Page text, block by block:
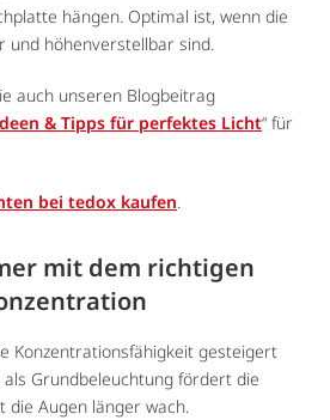
hängen. Optimal ist, wenn die
und höhenverstellbar sind.
auch unseren Blogbeitrag
& Tipps für perfektes Licht“ für
bei tedox kaufen.
mit dem richtigen
Konzentrationsfähigkeit gesteigert
Grundbeleuchtung fördert die
Augen länger wach.